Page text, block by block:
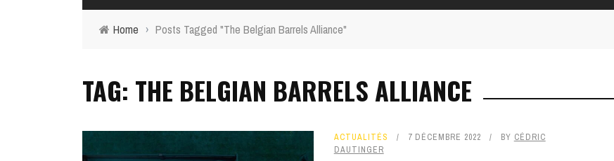
PORTRAITS
HÉLÈNE SPITAELS
Home › Posts Tagged "The Belgian Barrels Alliance"
TAG: THE BELGIAN BARRELS ALLIANCE
ACTUALITÉS 7 DÉCEMBRE 2022 BY CÉDRIC
DAUTINGER